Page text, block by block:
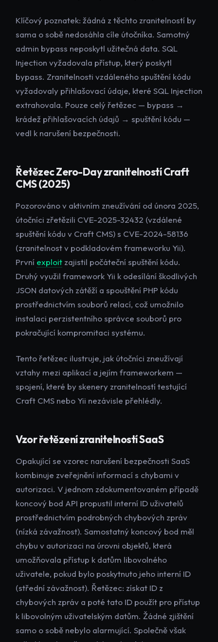
Klíčový poznatek: žádná z těchto zranitelností by
sama o sobě nedosáhla cíle útočníka. Samotný
admin bypass neposkytl užitečná data. SQL
Injection vyžadovala přístup, který poskytl
bypass. Zranitelnosti vzdáleného spuštění kódu
vyžadovaly přihlašovací údaje, které SQL Injection
extrahovala. Pouze celý řetězec — bypass →
krádež přihlašovacích údajů → spuštění kódu —
vedl k narušení bezpečnosti.
Řetězec Zero-Day zranitelností Craft
CMS (2025)
Pozorováno v aktivním zneužívání od února 2025,
útočníci zřetězili CVE-2025-32432 (vzdálené
spuštění kódu v Craft CMS) s CVE-2024-58136
(zranitelnost v podkladovém frameworku Yii).
První exploit zajistil počáteční spuštění kódu.
Druhý využil framework Yii k odesílání škodlivých
JSON datových zátěží a spouštění PHP kódu
prostřednictvím souborů relací, což umožnilo
instalaci perzistentního správce souborů pro
pokračující kompromitaci systému.
Tento řetězec ilustruje, jak útočníci zneužívají
vztahy mezi aplikací a jejím frameworkem —
spojení, které by skenery zranitelností testující
Craft CMS nebo Yii nezávisle přehlédly.
Vzor řetězení zranitelností SaaS
Opakující se vzorec narušení bezpečnosti SaaS
kombinuje zveřejnění informací s chybami v
autorizaci. V jednom zdokumentovaném případě
koncový bod API propustil interní ID uživatelů
prostřednictvím podrobných chybových zpráv
(nízká závažnost). Samostatný koncový bod měl
chybu v autorizaci na úrovni objektů, která
umožňovala přístup k datům libovolného
uživatele, pokud bylo poskytnuto jeho interní ID
(střední závažnost). Řetězec: získat ID z
chybových zpráv a poté tato ID použít pro přístup
k libovolným uživatelským datům. Žádné zjištění
samo o sobě nebylo alarmující. Společně však